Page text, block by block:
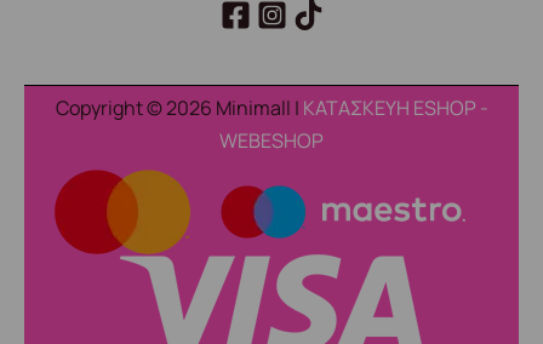
Copyright © 2026 Minimall | ΚΑΤΑΣΚΕΥΗ ESHOP -
WEBESHOP